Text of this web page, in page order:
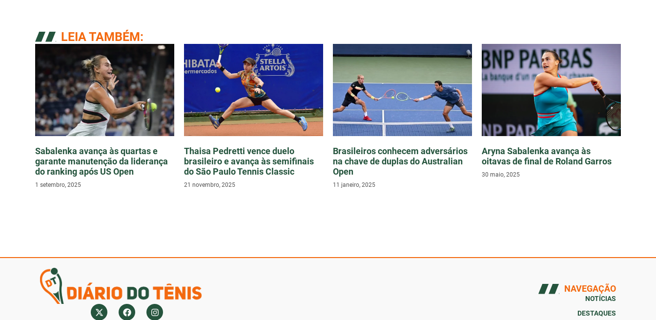
LEIA TAMBÉM:
Sabalenka avança às quartas e
garante manutenção da liderança
do ranking após US Open
1 setembro, 2025
Thaisa Pedretti vence duelo
brasileiro e avança às semifinais
do São Paulo Tennis Classic
21 novembro, 2025
Brasileiros conhecem adversários
na chave de duplas do Australian
Open
11 janeiro, 2025
Aryna Sabalenka avança às
oitavas de final de Roland Garros
30 maio, 2025
NAVEGAÇÃO
NOTÍCIAS
DESTAQUES